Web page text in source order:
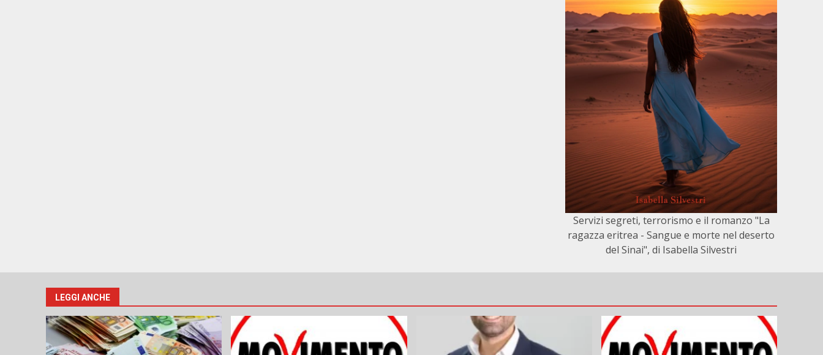
Servizi segreti, terrorismo e il romanzo "La
ragazza eritrea - Sangue e morte nel deserto
del Sinai", di Isabella Silvestri
LEGGI ANCHE